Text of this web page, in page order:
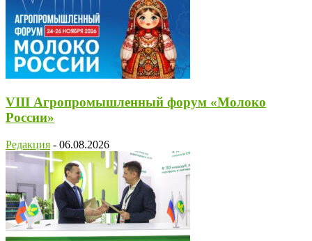
VIII Агропромышленный форум «Молоко
России»
Редакция - 06.08.2026